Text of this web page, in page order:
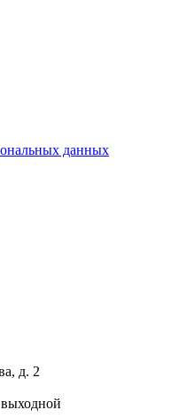
данных
д. 2